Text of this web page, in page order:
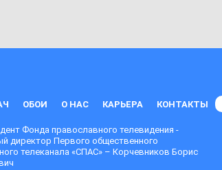
ОБОИ О НАС КАРЬЕРА КОНТАКТЫ
Фонда православного телевидения -
директор Первого общественного
телеканала «СПАС» – Корчевников Борис